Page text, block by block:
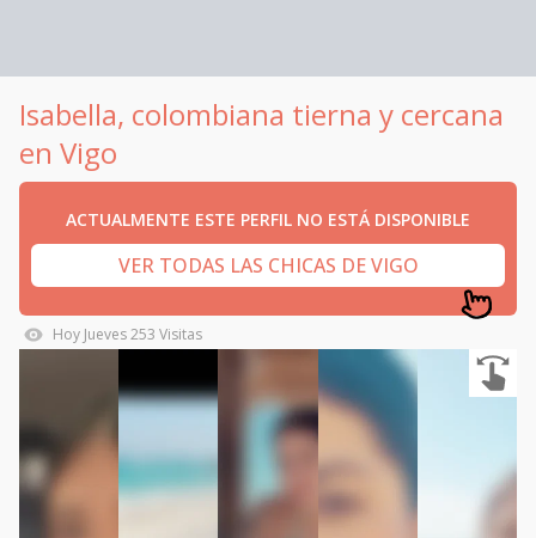
Isabella, colombiana tierna y cercana
en Vigo
ACTUALMENTE ESTE PERFIL NO ESTÁ DISPONIBLE
VER TODAS LAS CHICAS DE VIGO
Hoy Jueves253 Visitas